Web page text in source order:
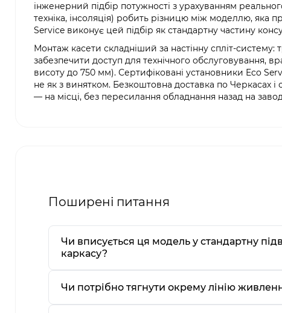
інженерний підбір потужності з урахуванням
техніка, інсоляція) робить різницю між моделлю, яка
Service виконує цей підбір як стандартну частину
Монтаж касети складніший за настінну спліт-систему:
забезпечити доступ для технічного обслуговування,
висоту до 750 мм). Сертифіковані установники Eco
не як з винятком. Безкоштовна доставка по Черкасах і
— на місці, без пересилання обладнання назад на
Поширені питання
Чи вписується ця модель у стандартну
каркасу?
Чи потрібно тягнути окрему лінію